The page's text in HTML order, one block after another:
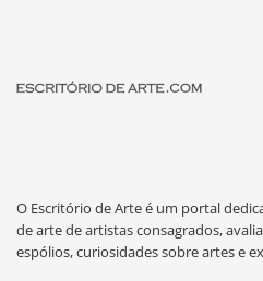
O Escritório de Arte é um portal
de arte de artistas consagrados,
espólios, curiosidades sobre artes e